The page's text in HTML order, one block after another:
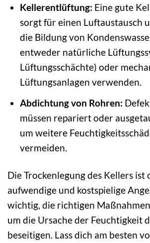
Kellerentlüftung: Eine gute
sorgt für einen Luftaustausch
die Bildung von
entweder natürliche
Lüftungsschächte) oder
Lüftungsanlagen verwenden.
Abdichtung von Rohren:
müssen repariert oder
um weitere
vermeiden.
Die Trockenlegung des Kellers ist
aufwendige und kostspielige
wichtig, die richtigen
um die Ursache der Feuchtigkeit
beseitigen. Lass dich am besten